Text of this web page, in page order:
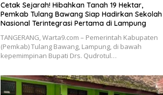
Cetak Sejarah! Hibahkan Tanah 19 Hektar,
Pemkab Tulang Bawang Siap Hadirkan Sekolah
Nasional Terintegrasi Pertama di Lampung
​TANGERANG, Warta9.com – Pemerintah Kabupaten
(Pemkab) Tulang Bawang, Lampung, di bawah
kepemimpinan Bupati Drs. Qudrotul…